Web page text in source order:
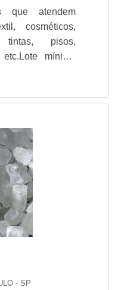
que atendem
cosméticos,
tintas, pisos,
mínimo
para
lâmpada UV é
reposição desta
são usadas
que ocorra a
a fim de
e permitir
UV é encontrad.
- SP